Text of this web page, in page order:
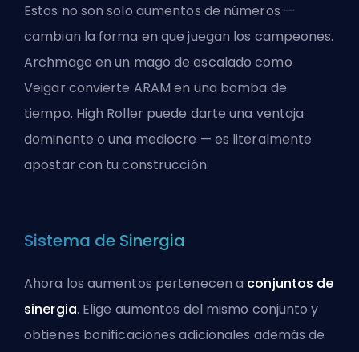
Estos no son solo aumentos de números —
cambian la forma en que juegan los campeones.
Archmage en un mago de escalado como
Veigar convierte ARAM en una bomba de
tiempo. High Roller puede darte una ventaja
dominante o una mediocre — es literalmente
apostar con tu construcción.
Sistema de Sinergia
Ahora los aumentos pertenecen a conjuntos de
sinergia. Elige aumentos del mismo conjunto y
obtienes bonificaciones adicionales además de